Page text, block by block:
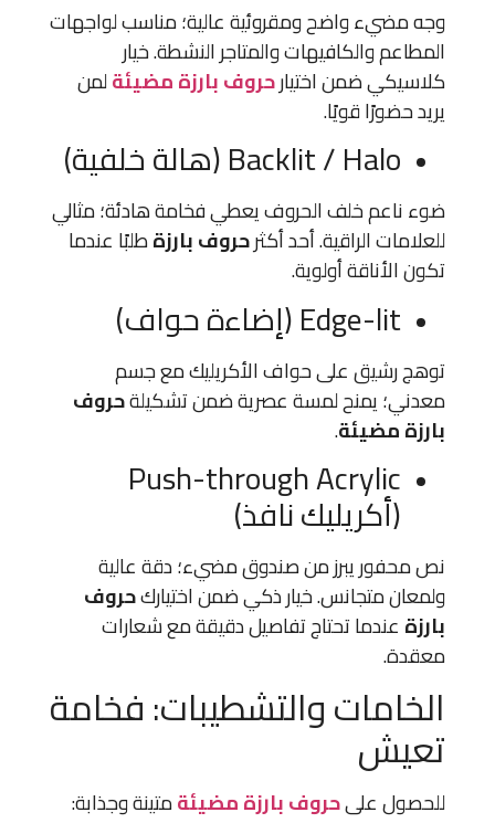
وجه مضيء واضح ومقروئية عالية؛ مناسب لواجهات
المطاعم والكافيهات والمتاجر النشطة. خيار
كلاسيكي ضمن اختيارحروف بارزة مضيئةلمن
يريد حضورًا قويًا.
Backlit / Halo (هالة خلفية)
ضوء ناعم خلف الحروف يعطي فخامة هادئة؛ مثالي
للعلامات الراقية. أحد أكثرحروف بارزةطلبًا عندما
تكون الأناقة أولوية.
Edge-lit (إضاءة حواف)
توهج رشيق على حواف الأكريليك مع جسم
معدني؛ يمنح لمسة عصرية ضمن تشكيلةحروف
بارزة مضيئة.
Push-through Acrylic
(أكريليك نافذ)
نص محفور يبرز من صندوق مضيء؛ دقة عالية
ولمعان متجانس. خيار ذكي ضمن اختياركحروف
بارزة عندما تحتاج تفاصيل دقيقة مع شعارات
معقدة.
الخامات والتشطيبات: فخامة
تعيش
للحصول علىحروف بارزة مضيئةمتينة وجذابة: